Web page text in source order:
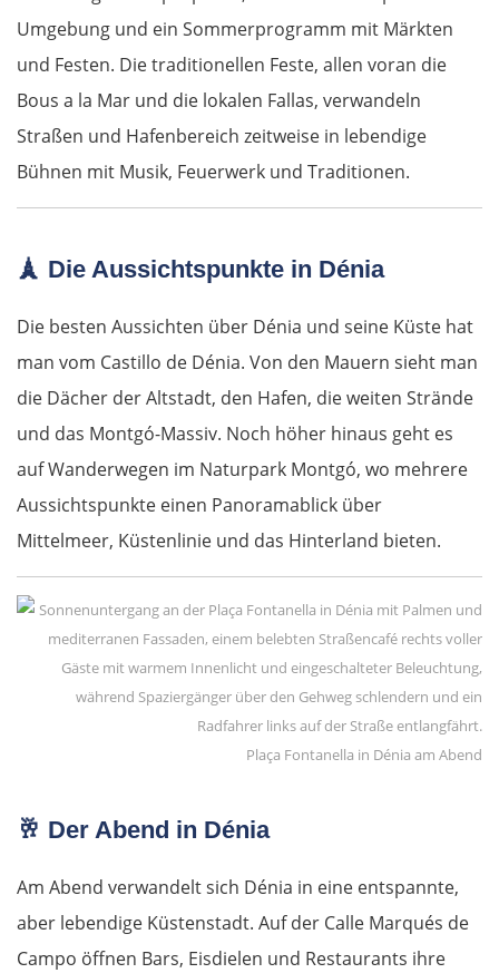
Umgebung und ein Sommerprogramm mit Märkten
und Festen. Die traditionellen Feste, allen voran die
Bous a la Mar und die lokalen Fallas, verwandeln
Straßen und Hafenbereich zeitweise in lebendige
Bühnen mit Musik, Feuerwerk und Traditionen.
🗼 Die Aussichtspunkte in Dénia
Die besten Aussichten über Dénia und seine Küste hat
man vom Castillo de Dénia. Von den Mauern sieht man
die Dächer der Altstadt, den Hafen, die weiten Strände
und das Montgó-Massiv. Noch höher hinaus geht es
auf Wanderwegen im Naturpark Montgó, wo mehrere
Aussichtspunkte einen Panoramablick über
Mittelmeer, Küstenlinie und das Hinterland bieten.
Plaça Fontanella in Dénia am Abend
🥂 Der Abend in Dénia
Am Abend verwandelt sich Dénia in eine entspannte,
aber lebendige Küstenstadt. Auf der Calle Marqués de
Campo öffnen Bars, Eisdielen und Restaurants ihre
Rumänien Ost
Oradea
Cluj-Napoca
Râmnicu Vâlcea
Bukarest
Bulgarien Ost
Ruse
Rasgrad
Nessebar
Burgas
Elchowo